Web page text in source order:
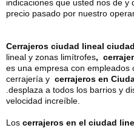
indicaciones que usted nos de y
precio pasado por nuestro
Cerrajeros ciudad lineal
lineal y zonas limítrofes,
es una empresa con empleados
cerrajería y cerrajeros en
.desplaza a todos los barrios y
velocidad increíble.
Los cerrajeros en el ciudad